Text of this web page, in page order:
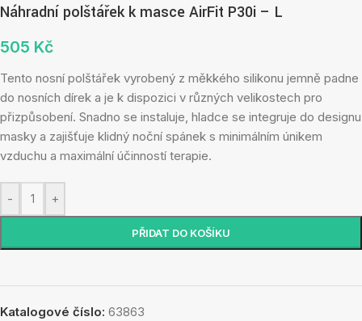
Náhradní polštářek k masce AirFit P30i – L
505 Kč
Tento nosní polštářek vyrobený z měkkého silikonu jemně padne
do nosních dírek a je k dispozici v různých velikostech pro
přizpůsobení. Snadno se instaluje, hladce se integruje do designu
masky a zajišťuje klidný noční spánek s minimálním únikem
vzduchu a maximální účinností terapie.
- +
PŘIDAT DO KOŠÍKU
Katalogové číslo: 63863